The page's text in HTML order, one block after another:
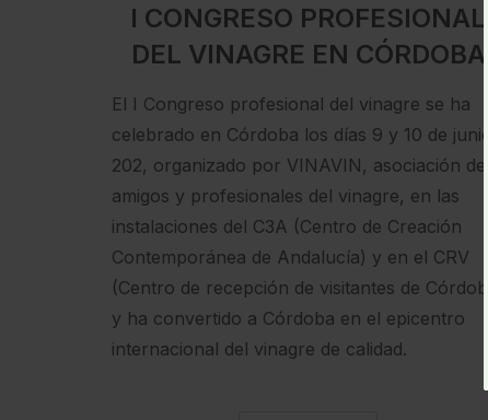
I CONGRESO PROFESIONAL
DEL VINAGRE EN CÓRDOBA
El I Congreso profesional del vinagre se ha
celebrado en Córdoba los días 9 y 10 de junio
202, organizado por VINAVIN, asociación de
amigos y profesionales del vinagre, en las
instalaciones del C3A (Centro de Creación
Contemporánea de Andalucía) y en el CRV
(Centro de recepción de visitantes de Córdoba
y ha convertido a Córdoba en el epicentro
internacional del vinagre de calidad.